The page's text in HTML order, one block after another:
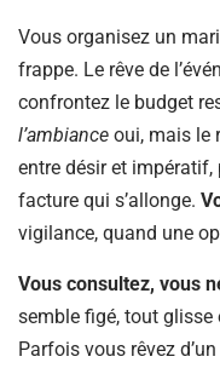
Vous organisez un
frappe. Le rêve de
confrontez le budget
l’ambiance oui, mais le
entre désir et
facture qui s’allonge.
vigilance, quand une
Vous consultez, vous
semble figé, tout glisse
Parfois vous rêvez